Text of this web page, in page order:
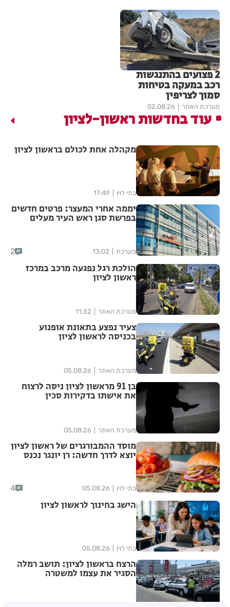
2 פצועים בהתנגשות
רכב במעקה בטיחות
סמוך לצריפין
מערכת האתר 02.08.26
עוד בחדשות ראשון-לציון
מקהלה אחת לכולם בראשון לציון
בתי לוין 17:49
יממה אחרי המעצר: פרטים חדשים
בפרשת סגן ראש העיר מעלים
מערכת 13:02
2
הולכת רגל נפגעה מרכב במרכז
ראשון לציון
מערכת האתר 11:32
צעיר נפצע בתאונת אופנוע
בכניסה לראשון לציון
מערכת האתר 05.08.26
בן 91 מראשון לציון ניסה לרצוח
את אישתו בדקירות סכין
מערכת האתר 05.08.26
מוסד ההמבורגרים של ראשון לציון
יוצא לדרך חדשה: רן יונגר נכנס
בתי לוין 05.08.26
4
הישג בחינוך לראשון לציון
בתי לוין 05.08.26
הרצח בראשון לציון: תושב רמלה
הסגיר את עצמו למשטרה